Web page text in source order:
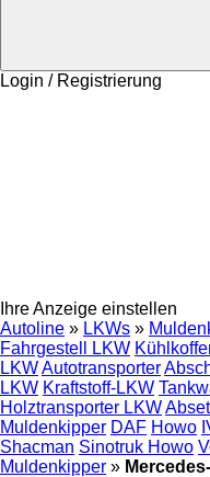
Login / Registrierung
Ihre Anzeige einstellen
Autoline » LKWs »
Fahrgestell LKW
LKWAutotransporter
LKW Kraftstoff-LKW
Holztransporter LKW
Muldenkipper DAF Howo
Shacman Sinotruk Howo
Muldenkipper »